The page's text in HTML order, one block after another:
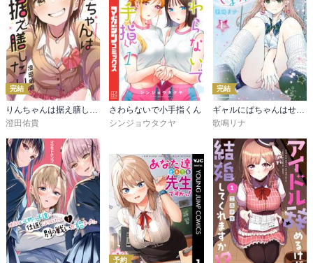
完結
りんちゃんは据え膳したい
澄田佑貴
さわらないで小手指くん
シンジョウタクヤ
完結
ギャルにぱちゃんはせまられたい
歌鳴リナ
予約